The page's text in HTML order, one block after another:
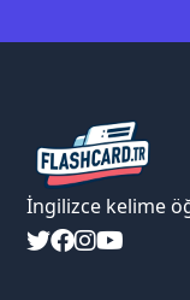
İngilizce kelime